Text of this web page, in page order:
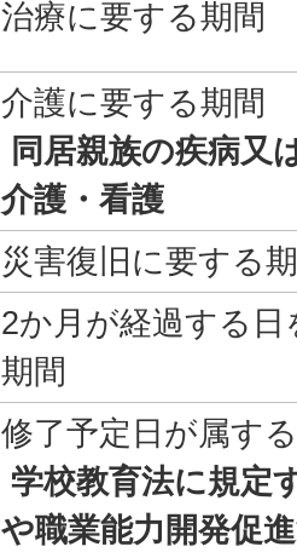
治療に要する期間
介護に要する期間
同居親族の疾病又
介護・看護
災害復旧に要する
2か月が経過する
期間
修了予定日が属す
学校教育法に規定
や職業能力開発促